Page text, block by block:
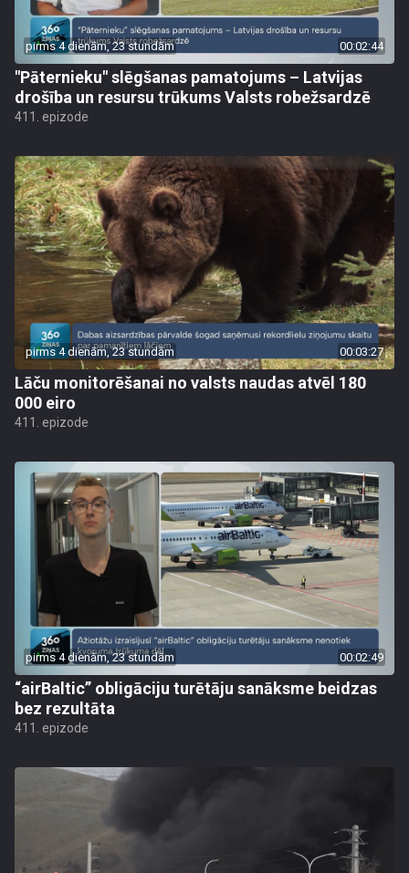
pirms 4 dienām, 23 stundām 00:02:44
"Pāternieku" slēgšanas pamatojums – Latvijas
drošība un resursu trūkums Valsts robežsardzē
411. epizode
pirms 4 dienām, 23 stundām 00:03:27
Lāču monitorēšanai no valsts naudas atvēl 180
000 eiro
411. epizode
pirms 4 dienām, 23 stundām 00:02:49
“airBaltic” obligāciju turētāju sanāksme beidzas
bez rezultāta
411. epizode